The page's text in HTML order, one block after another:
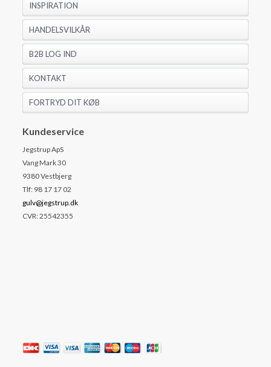
INSPIRATION
HANDELSVILKÅR
B2B LOG IND
KONTAKT
FORTRYD DIT KØB
Kundeservice
Jegstrup ApS
Vang Mark 30
9380 Vestbjerg
Tlf: 98 17 17 02
gulv@jegstrup.dk
CVR: 25542355